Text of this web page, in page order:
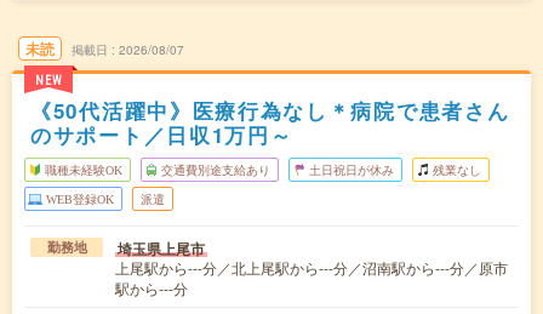
未読
NEW
掲載日 2026/08/07
《50代活躍中》医療行為なし＊病院で患者さん
のサポート／日収1万円～
職種未経験OK 交通費別途支給あり 土日祝日が休み 残業なし
WEB登録OK 派遣
勤務地 埼玉県上尾市
上尾駅から---分／北上尾駅から---分／沼南駅から---分／原市
駅から---分